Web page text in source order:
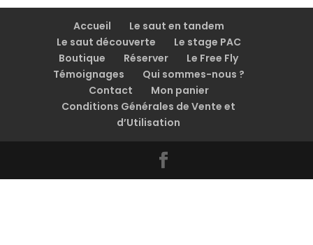
Accueil
Le saut en tandem
Le saut découverte
Le stage PAC
Boutique
Réserver
Le Free Fly
Témoignages
Qui sommes-nous ?
Contact
Mon panier
Conditions Générales de Vente et
d’Utilisation